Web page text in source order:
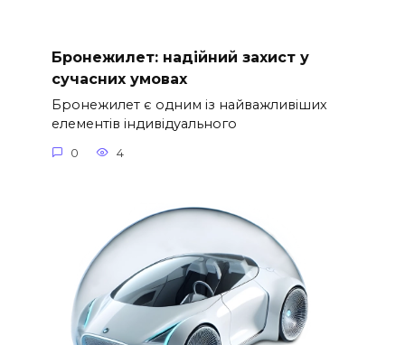
Бронежилет: надійний захист у
сучасних умовах
Бронежилет є одним із найважливіших
елементів індивідуального
0 4